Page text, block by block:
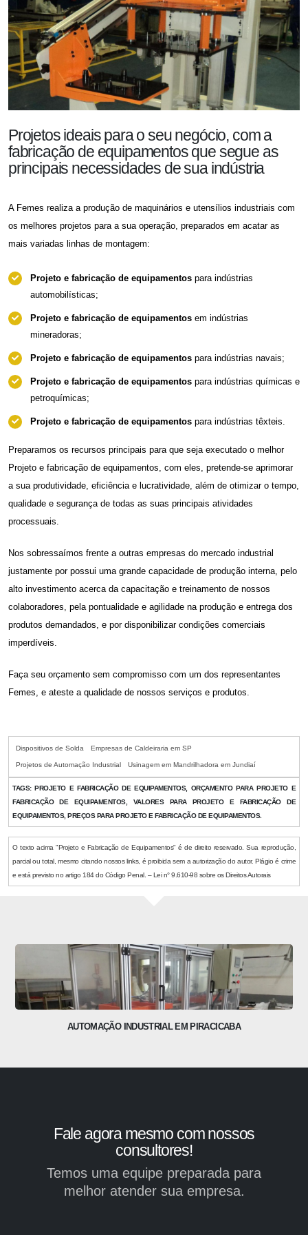
Projetos ideais para o seu negócio, com a
fabricação de equipamentos que segue as
principais necessidades de sua indústria
A Femes realiza a produção de maquinários e utensílios industriais com
os melhores projetos para a sua operação, preparados em acatar as
mais variadas linhas de montagem:
Projeto e fabricação de equipamentos para indústrias
automobilísticas;
Projeto e fabricação de equipamentos em indústrias
mineradoras;
Projeto e fabricação de equipamentos para indústrias navais;
Projeto e fabricação de equipamentos para indústrias químicas e
petroquímicas;
Projeto e fabricação de equipamentos para indústrias têxteis.
Preparamos os recursos principais para que seja executado o melhor
Projeto e fabricação de equipamentos, com eles, pretende-se aprimorar
a sua produtividade, eficiência e lucratividade, além de otimizar o tempo,
qualidade e segurança de todas as suas principais atividades
processuais.
Nos sobressaímos frente a outras empresas do mercado industrial
justamente por possui uma grande capacidade de produção interna, pelo
alto investimento acerca da capacitação e treinamento de nossos
colaboradores, pela pontualidade e agilidade na produção e entrega dos
produtos demandados, e por disponibilizar condições comerciais
imperdíveis.
Faça seu orçamento sem compromisso com um dos representantes
Femes, e ateste a qualidade de nossos serviços e produtos.
Dispositivos de Solda Empresas de Caldeiraria em SP
Projetos de Automação Industrial Usinagem em Mandrilhadora em Jundiaí
TAGS:PROJETO E FABRICAÇÃO DE EQUIPAMENTOS, ORÇAMENTO PARA PROJETO E
FABRICAÇÃO DE EQUIPAMENTOS, VALORES PARA PROJETO E FABRICAÇÃO DE
EQUIPAMENTOS, PREÇOS PARA PROJETO E FABRICAÇÃO DE EQUIPAMENTOS.
O texto acima "Projeto e Fabricação de Equipamentos" é de direito reservado. Sua reprodução,
parcial ou total, mesmo citando nossos links, é proibida sem a autorização do autor. Plágio é crime
e está previsto no artigo 184 do Código Penal. – Lei n° 9.610-98 sobre os Direitos Autorais
EMPRESA DE CALDEIRARIA EM GUARULHOS
Fale agora mesmo com nossos
consultores!
Temos uma equipe preparada para
melhor atender sua empresa.